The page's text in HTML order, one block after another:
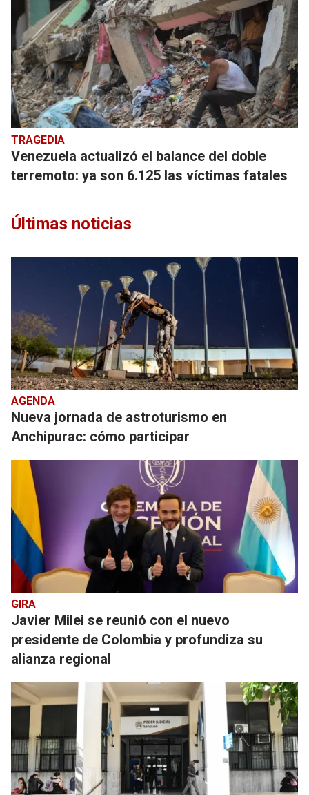
TRAGEDIA
Venezuela actualizó el balance del doble
terremoto: ya son 6.125 las víctimas fatales
Últimas noticias
AGENDA
Nueva jornada de astroturismo en
Anchipurac: cómo participar
GIRA
Javier Milei se reunió con el nuevo
presidente de Colombia y profundiza su
alianza regional